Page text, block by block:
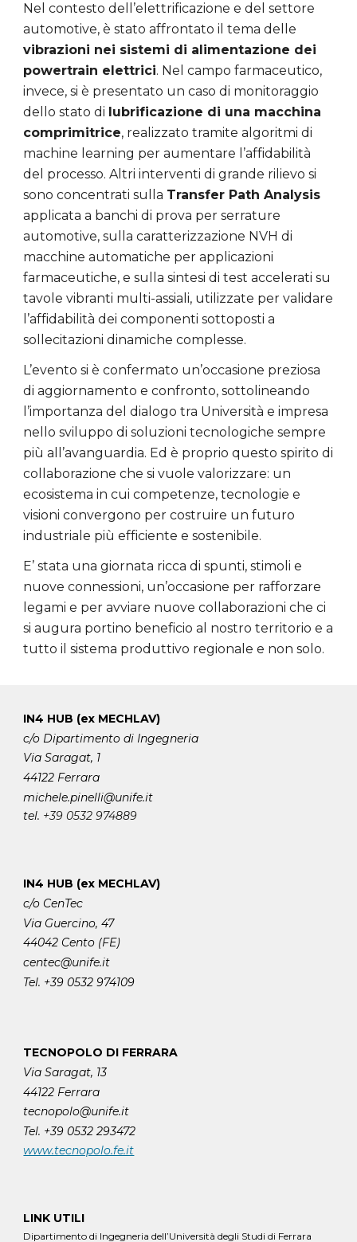
Nel contesto dell’elettrificazione e del settore
automotive, è stato affrontato il tema delle
vibrazioni nei sistemi di alimentazione dei
powertrain elettrici. Nel campo farmaceutico,
invece, si è presentato un caso di monitoraggio
dello stato di lubrificazione di una macchina
comprimitrice, realizzato tramite algoritmi di
machine learning per aumentare l’affidabilità
del processo. Altri interventi di grande rilievo si
sono concentrati sulla Transfer Path Analysis
applicata a banchi di prova per serrature
automotive, sulla caratterizzazione NVH di
macchine automatiche per applicazioni
farmaceutiche, e sulla sintesi di test accelerati su
tavole vibranti multi-assiali, utilizzate per validare
l’affidabilità dei componenti sottoposti a
sollecitazioni dinamiche complesse.
L’evento si è confermato un’occasione preziosa
di aggiornamento e confronto, sottolineando
l’importanza del dialogo tra Università e impresa
nello sviluppo di soluzioni tecnologiche sempre
più all’avanguardia. Ed è proprio questo spirito di
collaborazione che si vuole valorizzare: un
ecosistema in cui competenze, tecnologie e
visioni convergono per costruire un futuro
industriale più efficiente e sostenibile.
E’ stata una giornata ricca di spunti, stimoli e
nuove connessioni, un’occasione per rafforzare
legami e per avviare nuove collaborazioni che ci
si augura portino beneficio al nostro territorio e a
tutto il sistema produttivo regionale e non solo.
IN4 HUB (ex MECHLAV)
c/o Dipartimento di Ingegneria
Via Saragat, 1
44122 Ferrara
michele.pinelli@unife.it
tel. +39 0532 974889
IN4 HUB (ex MECHLAV)
c/o CenTec
Via Guercino, 47
44042 Cento (FE)
centec@unife.it
Tel. +39 0532 974109
TECNOPOLO DI FERRARA
Via Saragat, 13
44122 Ferrara
tecnopolo@unife.it
Tel. +39 0532 293472
www.tecnopolo.fe.it
LINK UTILI
Dipartimento di Ingegneria dell’Università degli Studi di Ferrara